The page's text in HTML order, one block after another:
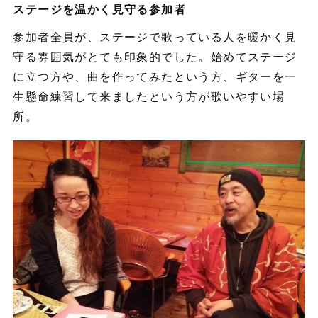
ステージを温かく見守る参加者
参加者全員が、ステージで歌っている人を暖かく見
守る雰囲気がとても印象的でした。始めてステージ
に立つ方や、曲を作ってみたという方、ギターを一
生懸命練習して来ましたという方が歌いやすい場
所。